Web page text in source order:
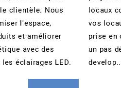
clientèle. Nous
l'espace,
et améliorer
avec des
éclairages LED.
locaux
vos
prise en
un pas